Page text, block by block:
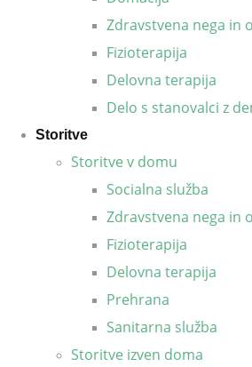
Zdravstvena nega in
Fizioterapija
Delovna terapija
Delo s stanovalci z
Storitve
Storitve v domu
Socialna služba
Zdravstvena nega in
Fizioterapija
Delovna terapija
Prehrana
Sanitarna služba
Storitve izven doma